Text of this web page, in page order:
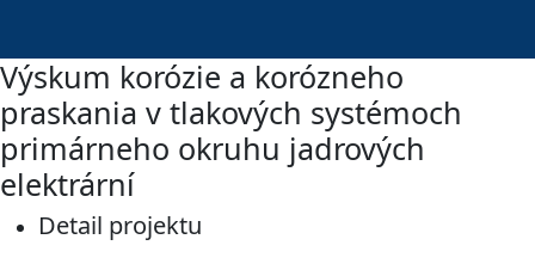
Výskum korózie a korózneho
praskania v tlakových systémoch
primárneho okruhu jadrových
elektrární
Detail projektu